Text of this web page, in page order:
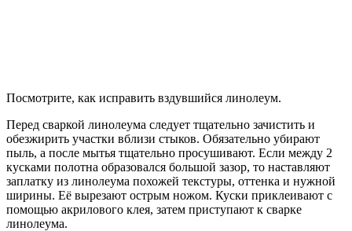
Посмотрите, как исправить вздувшийся линолеум.
Перед сваркой линолеума следует тщательно зачистить и
обезжирить участки вблизи стыков. Обязательно убирают
пыль, а после мытья тщательно просушивают. Если между 2
кусками полотна образовался большой зазор, то наставляют
заплатку из линолеума похожей текстуры, оттенка и нужной
ширины. Её вырезают острым ножом. Куски приклеивают с
помощью акрилового клея, затем приступают к сварке
линолеума.